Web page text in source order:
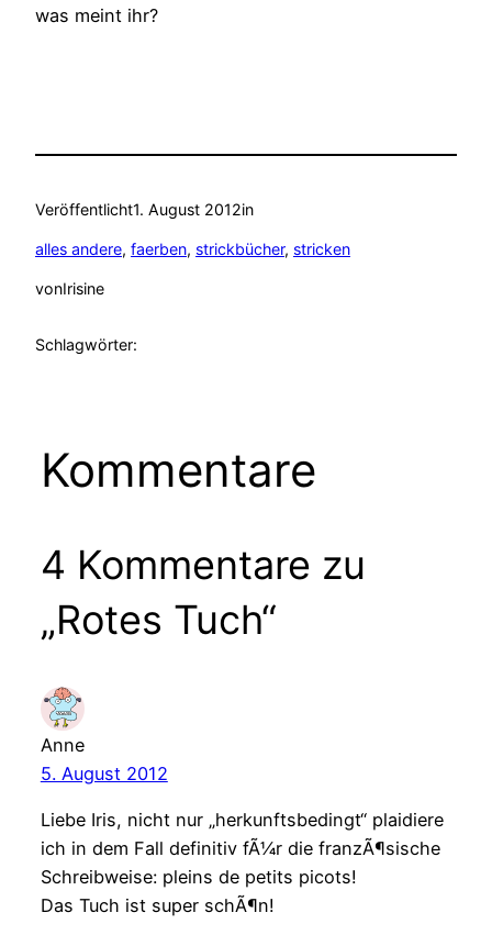
was meint ihr?
Veröffentlicht1. August 2012in
alles andere, faerben, strickbücher, stricken
vonIrisine
Schlagwörter:
Kommentare
4 Kommentare zu
„Rotes Tuch“
Anne
5. August 2012
Liebe Iris, nicht nur „herkunftsbedingt“ plaidiere
ich in dem Fall definitiv fÃ¼r die franzÃ¶sische
Schreibweise: pleins de petits picots!
Das Tuch ist super schÃ¶n!